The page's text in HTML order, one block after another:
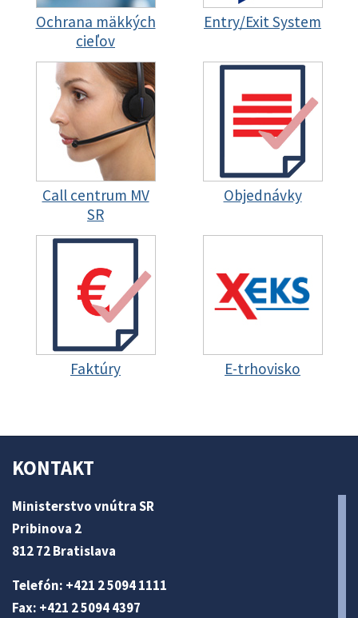
Ochrana mäkkých
cieľov
Entry/Exit System
Call centrum MV
SR
Objednávky
Faktúry E-trhovisko
KONTAKT
Ministerstvo vnútra SR
Pribinova 2
812 72 Bratislava
Telefón: +421 2 5094 1111
Fax: +421 2 5094 4397